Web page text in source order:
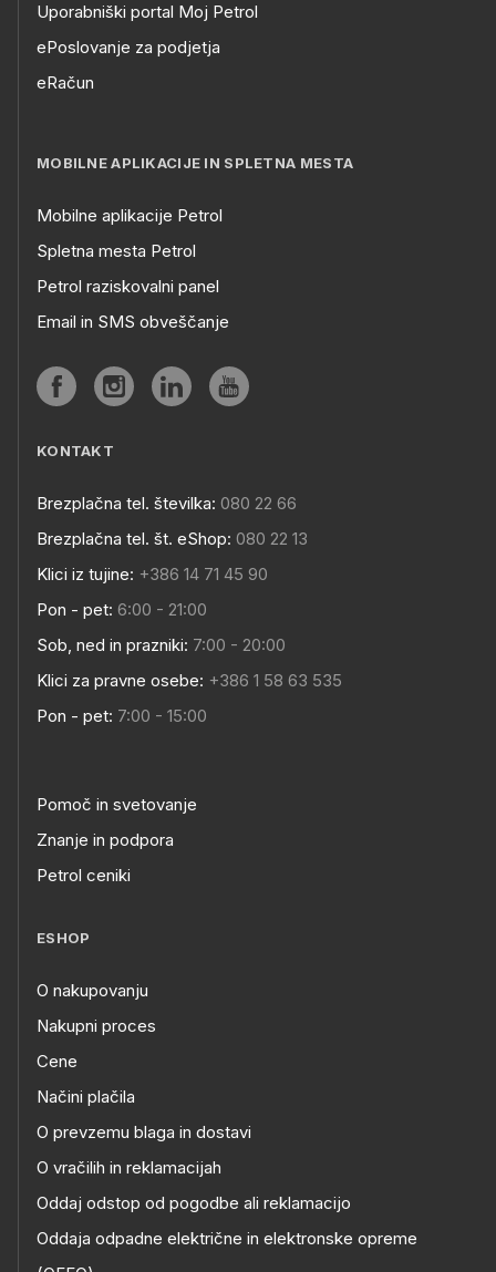
Uporabniški portal Moj Petrol
ePoslovanje za podjetja
eRačun
MOBILNE APLIKACIJE IN SPLETNA MESTA
Mobilne aplikacije Petrol
Spletna mesta Petrol
Petrol raziskovalni panel
Email in SMS obveščanje
KONTAKT
Brezplačna tel. številka: 080 22 66
Brezplačna tel. št. eShop: 080 22 13
Klici iz tujine: +386 14 71 45 90
Pon - pet: 6:00 - 21:00
Sob, ned in prazniki: 7:00 - 20:00
Klici za pravne osebe: +386 1 58 63 535
Pon - pet: 7:00 - 15:00
Pomoč in svetovanje
Znanje in podpora
Petrol ceniki
ESHOP
O nakupovanju
Nakupni proces
Cene
Načini plačila
O prevzemu blaga in dostavi
O vračilih in reklamacijah
Oddaj odstop od pogodbe ali reklamacijo
Oddaja odpadne električne in elektronske opreme